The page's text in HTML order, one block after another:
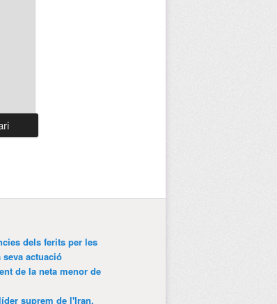
dels ferits per les
actuació
de la neta menor de
suprem de l'Iran,